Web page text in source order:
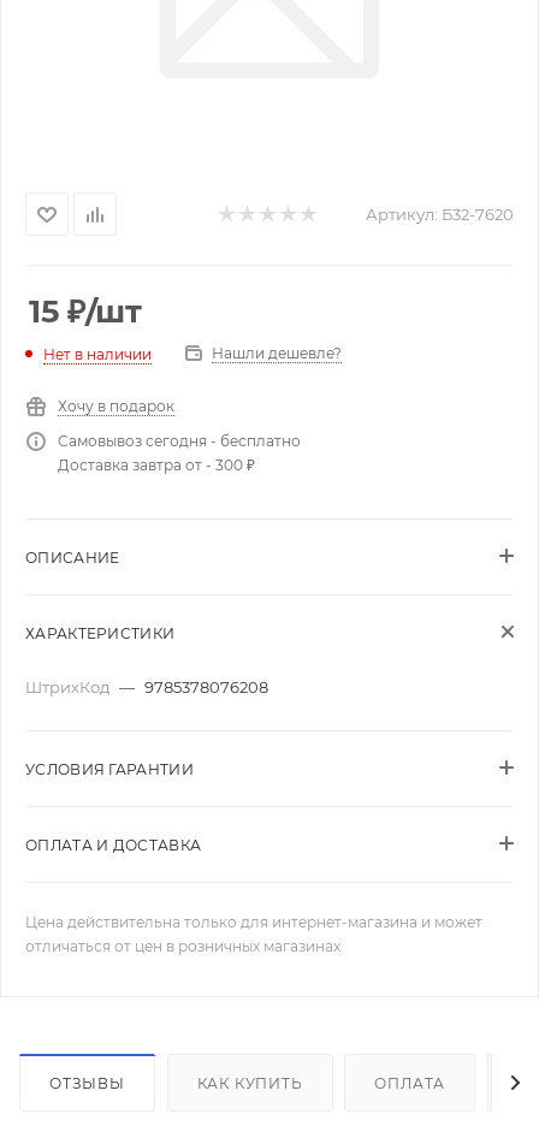
Артикул: Б32-7620
15 ₽/шт
Нет в наличии Нашли дешевле?
Хочу в подарок
Самовывоз сегодня - бесплатно
Доставка завтра от - 300 ₽
ОПИСАНИЕ
ХАРАКТЕРИСТИКИ
ШтрихКод — 9785378076208
УСЛОВИЯ ГАРАНТИИ
ОПЛАТА И ДОСТАВКА
Цена действительна только для интернет-магазина и может
отличаться от цен в розничных магазинах
ОТЗЫВЫ КАК КУПИТЬ ОПЛАТА